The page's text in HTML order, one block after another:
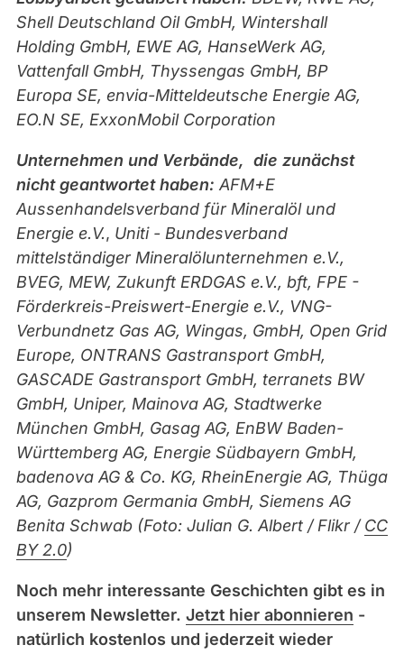
Shell Deutschland Oil GmbH, Wintershall
Holding GmbH, EWE AG, HanseWerk AG,
Vattenfall GmbH, Thyssengas GmbH, BP
Europa SE, envia-Mitteldeutsche Energie AG,
EO.N SE, ExxonMobil Corporation
Unternehmen und Verbände, die zunächst
nicht geantwortet haben: AFM+E
Aussenhandelsverband für Mineralöl und
Energie e.V., Uniti - Bundesverband
mittelständiger Mineralölunternehmen e.V.,
BVEG, MEW, Zukunft ERDGAS e.V., bft, FPE -
Förderkreis-Preiswert-Energie e.V., VNG-
Verbundnetz Gas AG, Wingas, GmbH, Open Grid
Europe, ONTRANS Gastransport GmbH,
GASCADE Gastransport GmbH, terranets BW
GmbH, Uniper, Mainova AG, Stadtwerke
München GmbH, Gasag AG, EnBW Baden-
Württemberg AG, Energie Südbayern GmbH,
badenova AG & Co. KG, RheinEnergie AG, Thüga
AG, Gazprom Germania GmbH, Siemens AG
Benita Schwab (Foto: Julian G. Albert / Flikr /CC
BY 2.0)
Noch mehr interessante Geschichten gibt es in
unserem Newsletter. Jetzt hier abonnieren -
natürlich kostenlos und jederzeit wieder